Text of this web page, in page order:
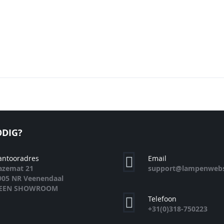
21
NR Veenendaal
SHOWROOM
Email
Telefoon
+31(0)318-750223